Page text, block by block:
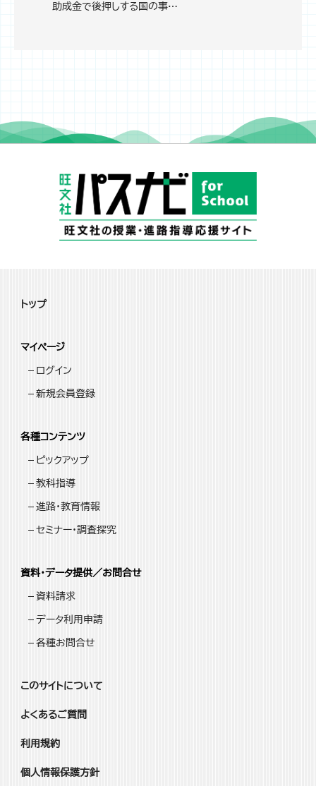
助成金で後押しする国の事…
トップ
マイページ
ログイン
新規会員登録
各種コンテンツ
ピックアップ
教科指導
進路・教育情報
セミナー・調査探究
資料・データ提供／お問合せ
資料請求
データ利用申請
各種お問合せ
このサイトについて
よくあるご質問
利用規約
個人情報保護方針